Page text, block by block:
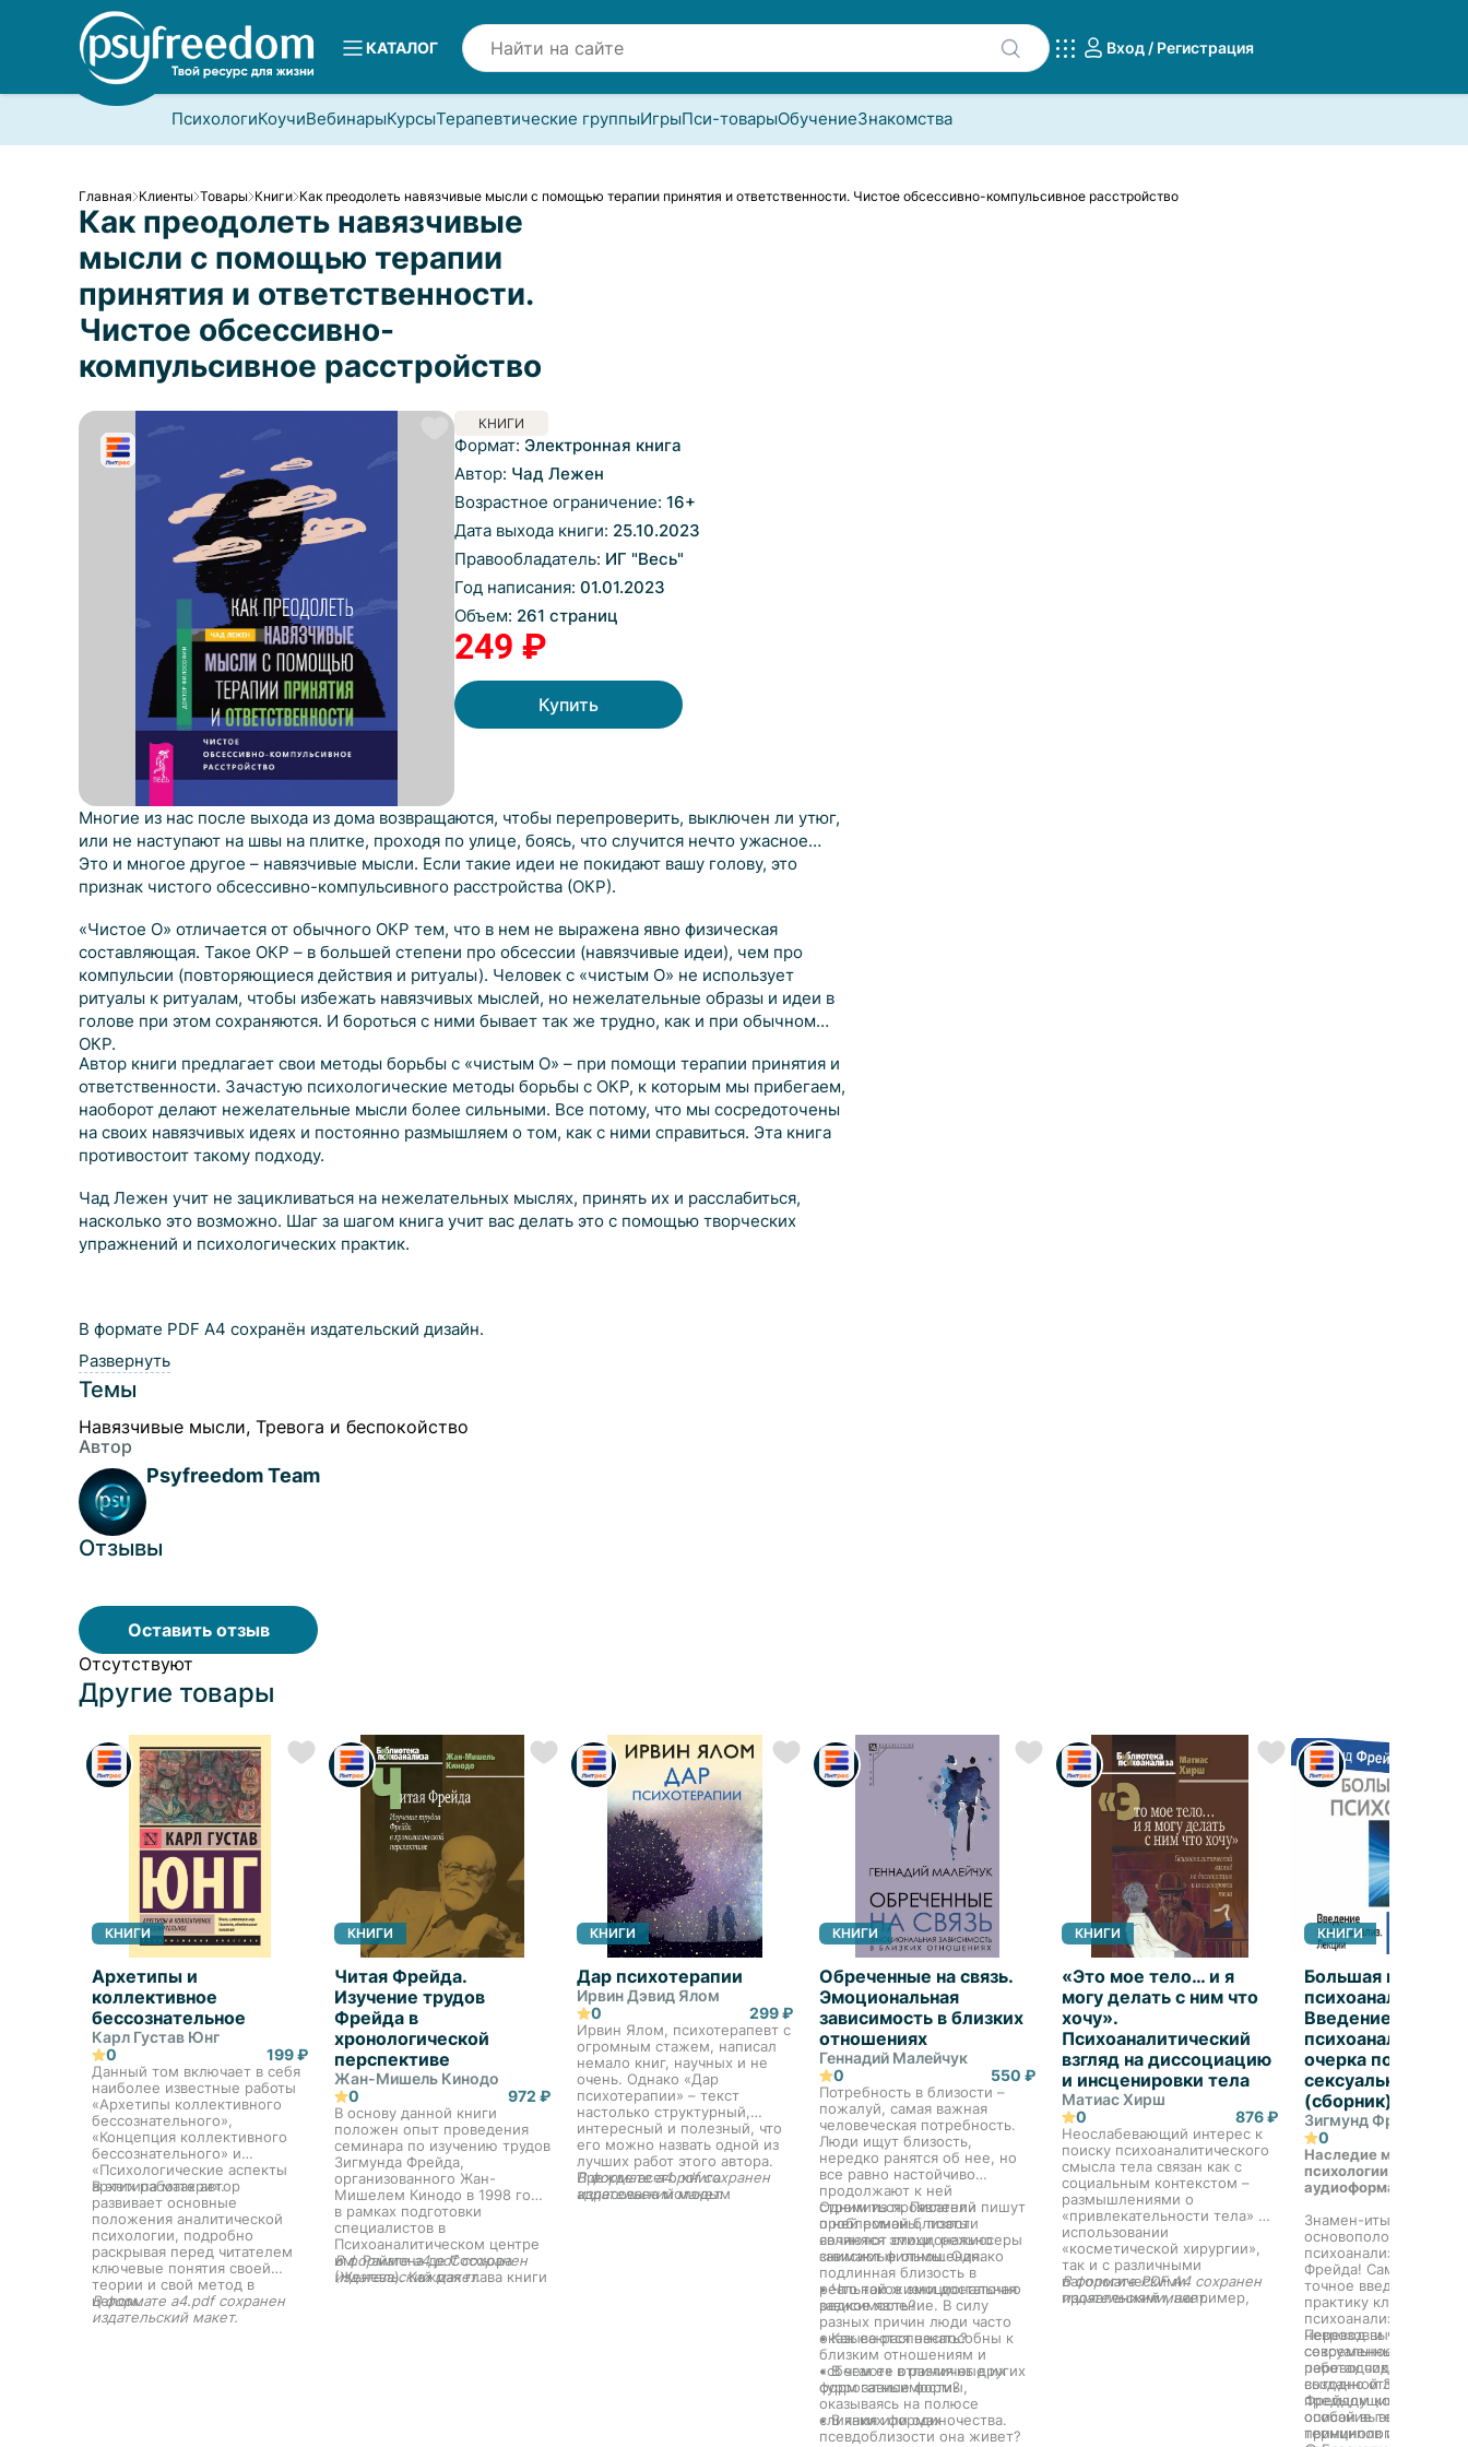
КАТАЛОГ Вход / Регистрация
ПсихологиКоучиВебинарыКурсыТерапевтические группыИгрыПси-товарыОбучениеЗнакомства
Главная Клиенты Товары Книги Как преодолеть навязчивые мысли с помощью терапии принятия и ответственности. Чистое обсессивно-компульсивное расстройство
Как преодолеть навязчивые
мысли с помощью терапии
принятия и ответственности.
Чистое обсессивно-
компульсивное расстройство
КНИГИ
Формат: Электронная книга
Автор: Чад Лежен
Возрастное ограничение: 16+
Дата выхода книги: 25.10.2023
Правообладатель: ИГ "Весь"
Год написания: 01.01.2023
Объем: 261 страниц
249 ₽
Купить
Многие из нас после выхода из дома возвращаются, чтобы перепроверить, выключен ли утюг,
или не наступают на швы на плитке, проходя по улице, боясь, что случится нечто ужасное…
Это и многое другое – навязчивые мысли. Если такие идеи не покидают вашу голову, это
признак чистого обсессивно-компульсивного расстройства (ОКР).
«Чистое О» отличается от обычного ОКР тем, что в нем не выражена явно физическая
составляющая. Такое ОКР – в большей степени про обсессии (навязчивые идеи), чем про
компульсии (повторяющиеся действия и ритуалы). Человек с «чистым О» не использует
ритуалы к ритуалам, чтобы избежать навязчивых мыслей, но нежелательные образы и идеи в
голове при этом сохраняются. И бороться с ними бывает так же трудно, как и при обычном
ОКР.
Автор книги предлагает свои методы борьбы с «чистым О» – при помощи терапии принятия и
ответственности. Зачастую психологические методы борьбы с ОКР, к которым мы прибегаем,
наоборот делают нежелательные мысли более сильными. Все потому, что мы сосредоточены
на своих навязчивых идеях и постоянно размышляем о том, как с ними справиться. Эта книга
противостоит такому подходу.
Чад Лежен учит не зацикливаться на нежелательных мыслях, принять их и расслабиться,
насколько это возможно. Шаг за шагом книга учит вас делать это с помощью творческих
упражнений и психологических практик.
В формате PDF A4 сохранён издательский дизайн.
Развернуть
Темы
Навязчивые мысли, Тревога и беспокойство
Автор
Psyfreedom Team
Отзывы
Оставить отзыв
Отсутствуют
Другие товары
КНИГИ
Архетипы и
коллективное
бессознательное
Карл Густав Юнг
0
199 ₽
Данный том включает в себя
наиболее известные работы
«Архетипы коллективного
бессознательного»,
«Концепция коллективного
бессознательного» и
«Психологические аспекты
архетипа матери».
В этих работах автор
развивает основные
положения аналитической
психологии, подробно
раскрывая перед читателем
ключевые понятия своей
теории и свой метод в
целом.
В формате a4.pdf сохранен
издательский макет.
КНИГИ
Читая Фрейда.
Изучение трудов
Фрейда в
хронологической
перспективе
Жан-Мишель Кинодо
0
972 ₽
В основу данной книги
положен опыт проведения
семинара по изучению трудов
Зигмунда Фрейда,
организованного Жан-
Мишелем Кинодо в 1998 году
в рамках подготовки
специалистов в
Психоаналитическом центре
им. Раймона де Соссюра
(Женева). Каждая глава книги
В формате a4.pdf сохранен
издательский макет.
КНИГИ
Дар психотерапии
Ирвин Дэвид Ялом
0
299 ₽
Ирвин Ялом, психотерапевт с
огромным стажем, написал
немало книг, научных и не
очень. Однако «Дар
психотерапии» – текст
настолько структурный,
интересный и полезный, что
его можно назвать одной из
лучших работ этого автора.
Прежде всего книга
адресована молодым
В формате a4.pdf сохранен
издательский макет.
КНИГИ
Обреченные на связь.
Эмоциональная
зависимость в близких
отношениях
Геннадий Малейчук
0
550 ₽
Потребность в близости –
пожалуй, самая важная
человеческая потребность.
Люди ищут близость,
нередко ранятся об нее, но
все равно настойчиво
продолжают к ней
стремиться. Писатели пишут
о ней романы, поэты
сочиняют стихи, режиссеры
снимают фильмы. Однако
подлинная близость в
реальной жизни достаточно
редкое явление. В силу
разных причин люди часто
оказываются неспособны к
близким отношениям и
«сбегают» в различные их
суррогатные формы,
оказываясь на полюсе
слияния или одиночества.
Одним из проявлений
проблемной близости
являются эмоционально
зависимые отношения.
• Что такое эмоциональная
зависимость?
• Как ее распознать?
• В чем ее отличия от других
форм зависимости?
• В каких формах
псевдоблизости она живет?
КНИГИ
«Это мое тело… и я
могу делать с ним что
хочу».
Психоаналитический
взгляд на диссоциацию
и инсценировки тела
Матиас Хирш
0
876 ₽
Неослабевающий интерес к
поиску психоаналитического
смысла тела связан как с
социальным контекстом –
размышлениями о
«привлекательности тела» и
использовании
«косметической хирургии»,
так и с различными
патологическими
проявлениями, например,
В формате PDF A4 сохранен
издательский макет.
КНИГИ
Большая книга
психоанализа.
Введение в
психоанализ. Три
очерка по теории
сексуальности. Я
(сборник)
Зигмунд Фрейд
0
Наследие мировой
психологии теперь в
аудиоформате!
Знамен-итые работы
основоположника
психоанализа
Фрейда! Самое
точное введение в
практику
психоанализа,
неврозов и
сексуальности. В этих
работах содержится
созданной Зигмундом
Фрейдом концепции:
описание
принципов и методов
Перевод выполнен
современными
переводчиками
выгодно отличается от
предыдущих
особой
терминологии,